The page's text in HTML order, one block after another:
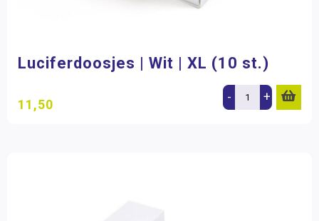
Luciferdoosjes | Wit | XL (10 st.)
11,50 - +